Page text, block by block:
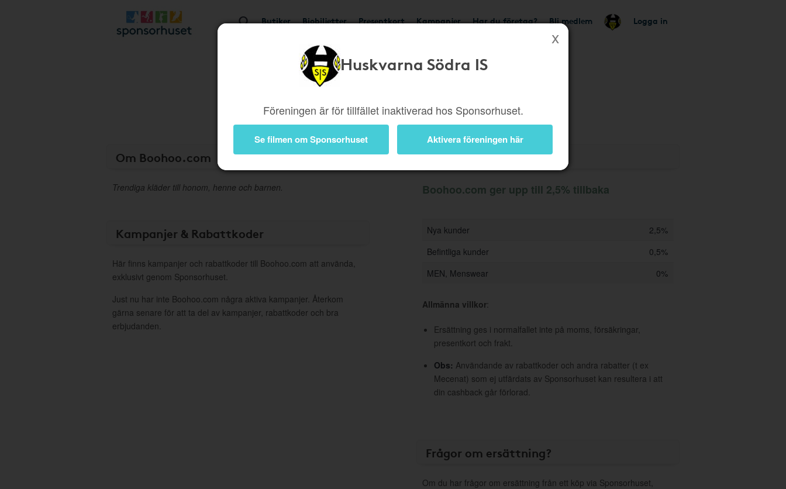
Butiker Biobiljetter Presentkort Kampanjer Har du företag? Bli medlem Logga in
Huskvarna Södra IS
Föreningen är för tillfället inaktiverad hos Sponsorhuset.
Se filmen om Sponsorhuset Aktivera föreningen här
Om Boohoo.com
Trendiga kläder till honom, henne och barnen.
Kampanjer & Rabattkoder
Här finns kampanjer och rabattkoder till Boohoo.com att använda,
exklusivt genom Sponsorhuset.
Just nu har inte Boohoo.com några aktiva kampanjer. Återkom
gärna senare för att ta del av kampanjer, rabattkoder och bra
erbjudanden.
Information
Boohoo.com ger upp till 2,5% tillbaka
Nya kunder
2,5%
Befintliga kunder
0,5%
MEN, Menswear
0%
Allmänna villkor:
Ersättning ges i normalfallet inte på moms, försäkringar,
presentkort och frakt.
Obs: Användande av rabattkoder och andra rabatter (t ex
Mecenat) som ej utfärdats av Sponsorhuset kan resultera i att
din cashback går förlorad.
Frågor om ersättning?
Om du har frågor om ersättning från ett köp via Sponsorhuset,